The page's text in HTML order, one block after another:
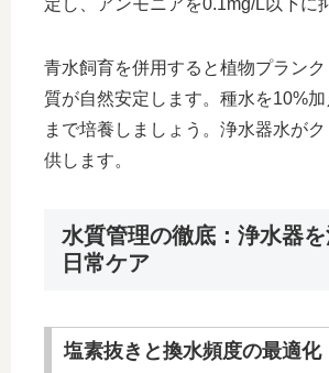
定し、アンモニアを0.1mg/L以下に
青水飼育を併用すると植物プラン
質が自然安定します。種水を10%
まで培養しましょう。浄水器水が
供します。
水質管理の徹底：浄水器
日常ケア
塩素抜きと換水頻度の最適化